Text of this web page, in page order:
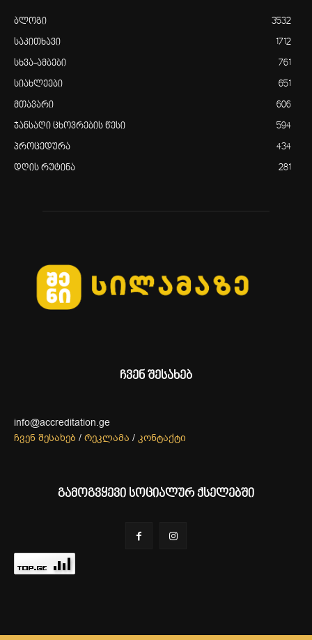
ბლოგი 3532
საკითხავი 1712
სხვა-ამბები 761
სიახლეები 651
მთავარი 606
ჯანსაღი ცხოვრების წესი 594
პროცედურა 434
დღის რუტინა 281
ჩვენ შესახებ
info@accreditation.ge
ჩვენ შესახებ / რეკლამა / კონტაქტი
გამოგვყევი სოციალურ ქსელებში